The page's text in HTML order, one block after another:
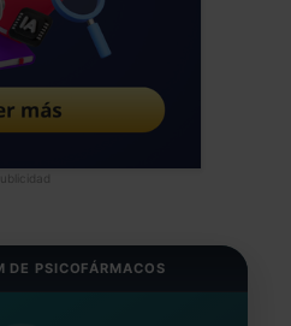
Publicidad
DE PSICOFÁRMACOS